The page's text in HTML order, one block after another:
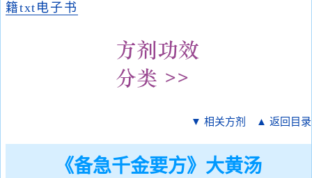
籍txt电子书
▼ 相关方剂 ▲ 返回目录
《备急千金要方》大黄汤